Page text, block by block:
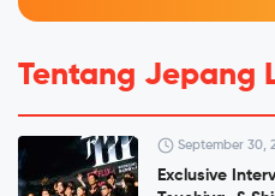
Tentang Jepang
September 30,
Exclusive